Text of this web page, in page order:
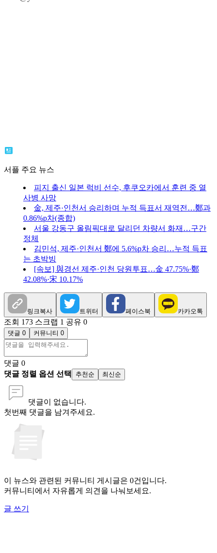
서플 주요 뉴스
피지 출신 일본 럭비 선수, 후쿠오카에서 훈련 중 열
사병 사망
金, 제주·인천서 승리하며 누적 득표서 재역전…鄭과
0.86%p차(종합)
서울 강동구 올림픽대로 달리던 차량서 화재…구간
정체
김민석, 제주·인천서 鄭에 5.6%p차 승리…누적 득표
는 초박빙
[속보] 與경선 제주·인천 당원투표…金 47.75%·鄭
42.08%·宋 10.17%
링크복사 트위터 페이스북 카카오톡
조회 173 스크랩 1 공유 0
댓글 0 커뮤니티 0
댓글 0
댓글 정렬 옵션 선택
추천순 최신순
댓글이 없습니다.
첫번째 댓글을 남겨주세요.
이 뉴스와 관련된 커뮤니티 게시글은 0건입니다.
커뮤니티에서 자유롭게 의견을 나눠보세요.
글 쓰기